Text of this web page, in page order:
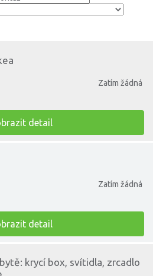
Zatím žádná
detail
Zatím žádná
detail
krycí box, svítidla, zrcadlo